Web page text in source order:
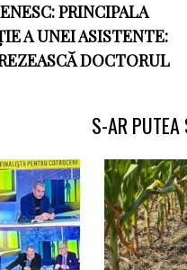
PRINCIPALA
A UNEI ASISTENTE:
DOCTORUL
S-AR